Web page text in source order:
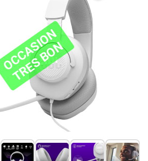
O
C
C
A
S
I
O
N
T
R
E
S
B
O
N